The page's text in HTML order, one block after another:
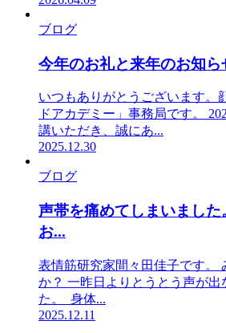
ブログ
今年のお礼と来年のお知ら
いつもありがとうございます。
ドアカデミー」事務局です。
講いただき、誠にあ...
2025.12.30
ブログ
声帯を痛めてしまいまし
お...
表情筋研究家間々田佳子です。
か？ 一昨日よりとうとう声が出
た。 身体...
2025.12.11